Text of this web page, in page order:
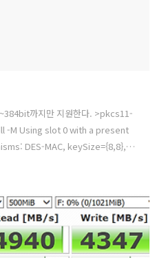
까지만 지원한다. >pkcs11-
-M Using slot 0 with a present
DES-MAC, keySize={8,8},
keySize={8,8}, sign, verify
MAC, keySize={16,32}, sign,
sign, ..